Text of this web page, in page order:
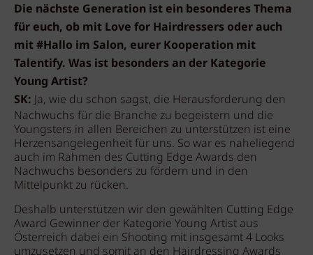
Die nächste Generation ist ein besonderes Thema
für euch, ob mit Love for Hairdressers oder auch
mit #Hallo im Salon, eurer Kooperation mit
Talentify. Was ist besonders an der Kategorie
Young Artist?
SK:Ja, wie du schon sagst, die Herausforderung den
Nachwuchs für die Branche zu begeistern und die
Youngsters in allen Bereichen zu unterstützen ist eine
Herzensangelegenheit für uns. So war es naheliegend
auch im Rahmen des Cutting Edge Awards den
Nachwuchs besonders zu fördern und in den
Mittelpunkt zu rücken.
Deshalb unterstützen wir den gewählten Cutting Edge
Award Gewinner der Kategorie Young Artist aus
Österreich dabei ein Shooting mit insgesamt 4 Looks